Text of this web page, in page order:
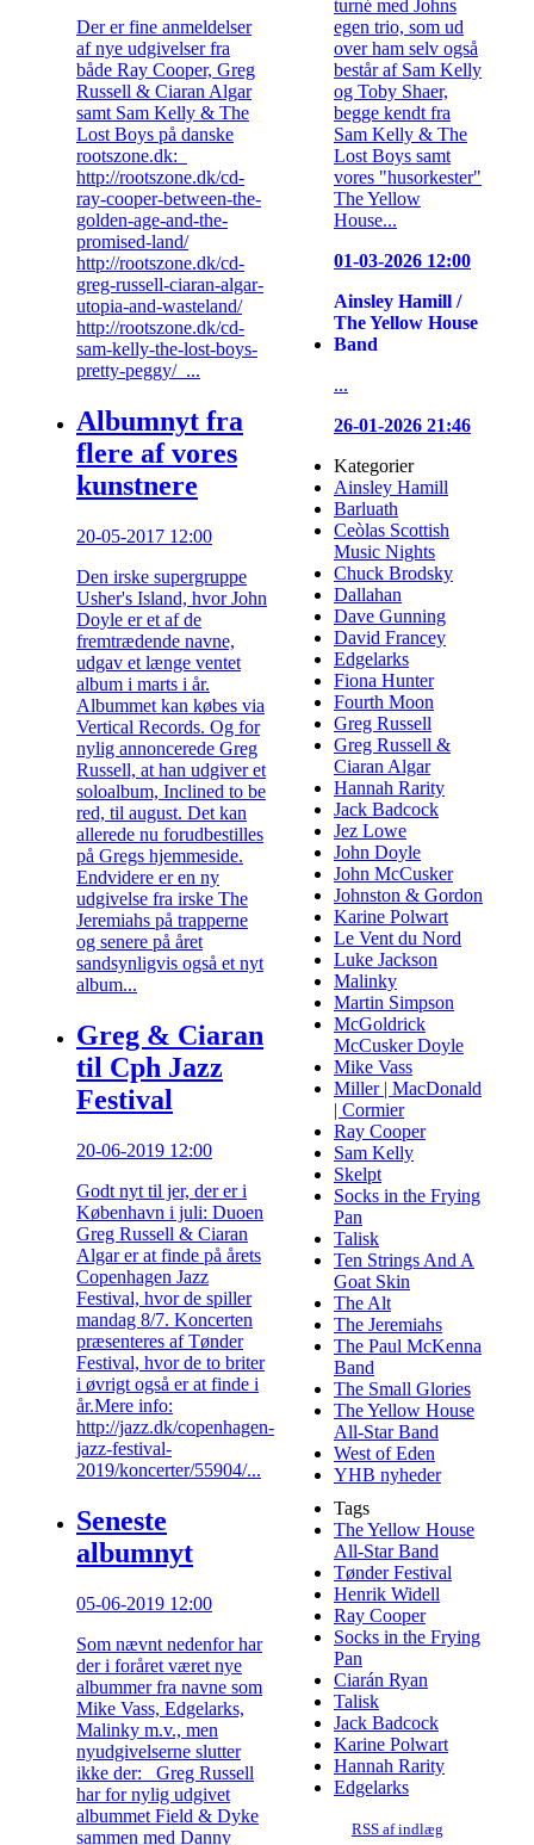
Der er fine anmeldelser
af nye udgivelser fra
både Ray Cooper, Greg
Russell & Ciaran Algar
samt Sam Kelly & The
Lost Boys på danske
rootszone.dk:
http://rootszone.dk/cd-
ray-cooper-between-the-
golden-age-and-the-
promised-land/
http://rootszone.dk/cd-
greg-russell-ciaran-algar-
utopia-and-wasteland/
http://rootszone.dk/cd-
sam-kelly-the-lost-boys-
pretty-peggy/ ...
Albumnyt fra
flere af vores
kunstnere
20-05-2017 12:00
Den irske supergruppe
Usher's Island, hvor John
Doyle er et af de
fremtrædende navne,
udgav et længe ventet
album i marts i år.
Albummet kan købes via
Vertical Records. Og for
nylig annoncerede Greg
Russell, at han udgiver et
soloalbum, Inclined to be
red, til august. Det kan
allerede nu forudbestilles
på Gregs hjemmeside.
Endvidere er en ny
udgivelse fra irske The
Jeremiahs på trapperne
og senere på året
sandsynligvis også et nyt
album...
Greg & Ciaran
til Cph Jazz
Festival
20-06-2019 12:00
Godt nyt til jer, der er i
København i juli: Duoen
Greg Russell & Ciaran
Algar​ er at finde på årets
Copenhagen Jazz
Festival​, hvor de spiller
mandag 8/7. Koncerten
præsenteres af Tønder
Festival​, hvor de to briter
i øvrigt også er at finde i
år.Mere info:
http://jazz.dk/copenhagen-
jazz-festival-
2019/koncerter/55904/...
Seneste
albumnyt
05-06-2019 12:00
Som nævnt nedenfor har
der i foråret været nye
albummer fra navne som
Mike Vass, Edgelarks,
Malinky m.v., men
nyudgivelserne slutter
ikke der: Greg Russell
har for nylig udgivet
albummet Field & Dyke
sammen med Danny
turné med Johns
egen trio, som ud
over ham selv også
består af Sam Kelly
og Toby Shaer,
begge kendt fra
Sam Kelly & The
Lost Boys samt
vores "husorkester"
The Yellow
House...
01-03-2026 12:00
Ainsley Hamill /
The Yellow House
Band
...
26-01-2026 21:46
Kategorier
Ainsley Hamill
Barluath
Ceòlas Scottish
Music Nights
Chuck Brodsky
Dallahan
Dave Gunning
David Francey
Edgelarks
Fiona Hunter
Fourth Moon
Greg Russell
Greg Russell &
Ciaran Algar
Hannah Rarity
Jack Badcock
Jez Lowe
John Doyle
John McCusker
Johnston & Gordon
Karine Polwart
Le Vent du Nord
Luke Jackson
Malinky
Martin Simpson
McGoldrick
McCusker Doyle
Mike Vass
Miller | MacDonald
| Cormier
Ray Cooper
Sam Kelly
Skelpt
Socks in the Frying
Pan
Talisk
Ten Strings And A
Goat Skin
The Alt
The Jeremiahs
The Paul McKenna
Band
The Small Glories
The Yellow House
All-Star Band
West of Eden
YHB nyheder
Tags
The Yellow House
All-Star Band
Tønder Festival
Henrik Widell
Ray Cooper
Socks in the Frying
Pan
Ciarán Ryan
Talisk
Jack Badcock
Karine Polwart
Hannah Rarity
Edgelarks
RSS af indlæg